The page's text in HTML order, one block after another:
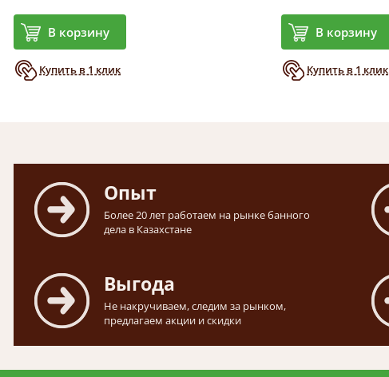
В корзину
Купить в 1 клик
В корзину
Купить в 1 клик
Опыт
Более 20 лет работаем на рынке банного
дела в Казахстане
Выгода
Не накручиваем, следим за рынком,
предлагаем акции и скидки